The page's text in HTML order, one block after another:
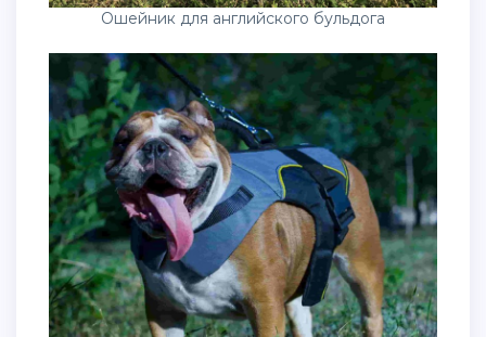
Ошейник для английского бульдога